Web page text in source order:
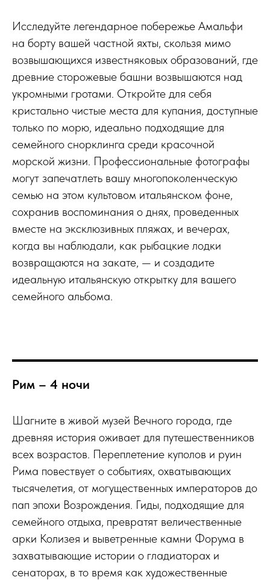
Исследуйте легендарное побережье Амальфи
на борту вашей частной яхты, скользя мимо
возвышающихся известняковых образований, где
древние сторожевые башни возвышаются над
укромными гротами. Откройте для себя
кристально чистые места для купания, доступные
только по морю, идеально подходящие для
семейного снорклинга среди красочной
морской жизни. Профессиональные фотографы
могут запечатлеть вашу многопоколенческую
семью на этом культовом итальянском фоне,
сохранив воспоминания о днях, проведенных
вместе на эксклюзивных пляжах, и вечерах,
когда вы наблюдали, как рыбацкие лодки
возвращаются на закате, — и создадите
идеальную итальянскую открытку для вашего
семейного альбома.
Рим – 4 ночи
Шагните в живой музей Вечного города, где
древняя история оживает для путешественников
всех возрастов. Переплетение куполов и руин
Рима повествует о событиях, охватывающих
тысячелетия, от могущественных императоров до
пап эпохи Возрождения. Гиды, подходящие для
семейного отдыха, превратят величественные
арки Колизея и выветренные камни Форума в
захватывающие истории о гладиаторах и
сенаторах, в то время как художественные